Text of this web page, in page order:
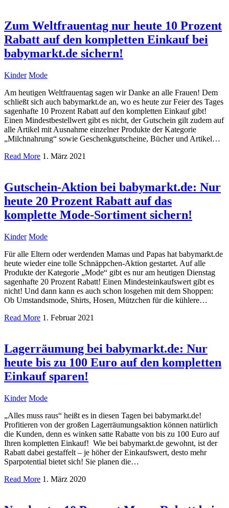
Zum Weltfrauentag nur heute 10 Prozent
Rabatt auf den kompletten Einkauf bei
babymarkt.de sichern!
Kinder Mode
Am heutigen Weltfrauentag sagen wir Danke an alle Frauen! Dem
schließt sich auch babymarkt.de an, wo es heute zur Feier des Tages
sagenhafte 10 Prozent Rabatt auf den kompletten Einkauf gibt!
Einen Mindestbestellwert gibt es nicht, der Gutschein gilt zudem auf
alle Artikel mit Ausnahme einzelner Produkte der Kategorie
„Milchnahrung“ sowie Geschenkgutscheine, Bücher und Artikel…
Read More 1. März 2021
Gutschein-Aktion bei babymarkt.de: Nur
heute 20 Prozent Rabatt auf das
komplette Mode-Sortiment sichern!
Kinder Mode
Für alle Eltern oder werdenden Mamas und Papas hat babymarkt.de
heute wieder eine tolle Schnäppchen-Aktion gestartet. Auf alle
Produkte der Kategorie „Mode“ gibt es nur am heutigen Dienstag
sagenhafte 20 Prozent Rabatt! Einen Mindesteinkaufswert gibt es
nicht! Und dann kann es auch schon losgehen mit dem Shoppen:
Ob Umstandsmode, Shirts, Hosen, Mützchen für die kühlere…
Read More 1. Februar 2021
Lagerräumung bei babymarkt.de: Nur
heute bis zu 100 Euro auf den kompletten
Einkauf sparen!
Kinder Mode
„Alles muss raus“ heißt es in diesen Tagen bei babymarkt.de!
Profitieren von der großen Lagerräumungsaktion können natürlich
die Kunden, denn es winken satte Rabatte von bis zu 100 Euro auf
Ihren kompletten Einkauf! Wie bei babymarkt.de gewohnt, ist der
Rabatt dabei gestaffelt – je höher der Einkaufswert, desto mehr
Sparpotential bietet sich! Sie planen die…
Read More 1. März 2020